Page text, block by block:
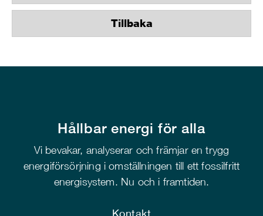
Tillbaka
Hållbar energi för alla
Vi bevakar, analyserar och främjar en trygg
energiförsörjning i omställningen till ett fossilfritt
energisystem. Nu och i framtiden.
Kontakt